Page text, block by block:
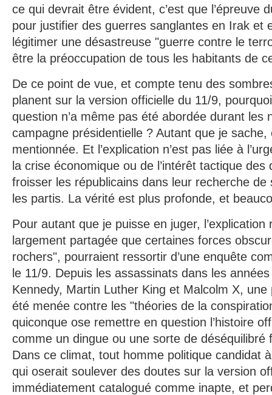
ce qui devrait être évident, c’est que l’épreuve
pour justifier des guerres sanglantes en Irak et
légitimer une désastreuse "guerre contre le
être la préoccupation de tous les habitants de
De ce point de vue, et compte tenu des
planent sur la version officielle du 11/9,
question n’a même pas été abordée durant les
campagne présidentielle ? Autant que je sache,
mentionnée. Et l’explication n’est pas liée à
la crise économique ou de l’intérêt tactique
froisser les républicains dans leur recherche
les partis. La vérité est plus profonde, et
Pour autant que je puisse en juger,
largement partagée que certaines forces
rochers", pourraient ressortir d’une enquête
le 11/9. Depuis les assassinats dans les
Kennedy, Martin Luther King et Malcolm X,
été menée contre les "théories de la
quiconque ose remettre en question l’histoire
comme un dingue ou une sorte de déséquilibré
Dans ce climat, tout homme politique candidat
qui oserait soulever des doutes sur la version
immédiatement catalogué comme inapte, et